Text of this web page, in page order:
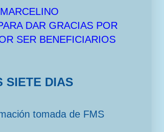
DAR GRACIAS POR
SER BENEFICIARIOS
SIETE DIAS
tomada de FMS